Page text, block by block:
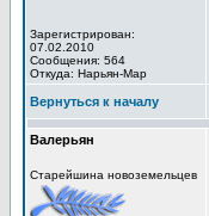
Зарегистрирован:
07.02.2010
Сообщения: 564
Откуда: Нарьян-Мар
Вернуться к началу
Валерьян
Старейшина новоземельцев